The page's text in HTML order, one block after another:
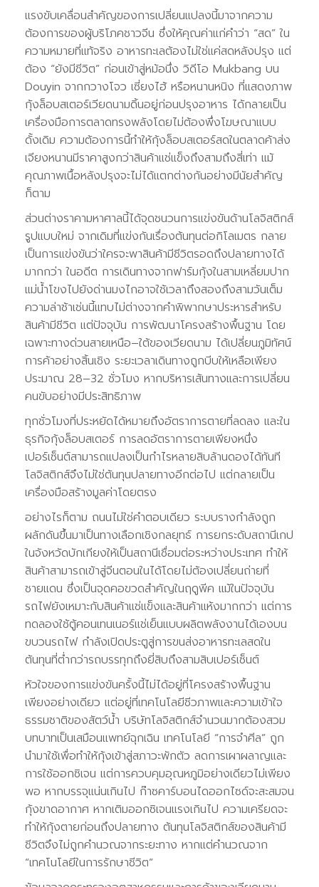
แรงขับเคลื่อนสำคัญของการเปลี่ยนแปลงนี้มาจากความ
ต้องการของผู้บริโภคชาวจีน ซึ่งให้คุณค่าแก่คำว่า “สด” ใน
ความหมายที่แท้จริง อาหารทะเลต้องไม่ใช่แค่สดหลังปรุง แต่
ต้อง “ยังมีชีวิต” ก่อนเข้าสู่หม้อนึ่ง วิดีโอ Mukbang บน
Douyin จากกวางโจว เซี่ยงไฮ้ หรือหนานหนิง ที่แสดงภาพ
กุ้งล็อบสเตอร์เวียดนามดิ้นอยู่ก่อนปรุงอาหาร ได้กลายเป็น
เครื่องมือการตลาดทรงพลังโดยไม่ต้องพึ่งโฆษณาแบบ
ดั้งเดิม ความต้องการนี้ทำให้กุ้งล็อบสเตอร์สดในตลาดค้าส่ง
เจียงหนานมีราคาสูงกว่าสินค้าแช่แข็งถึงสามถึงสี่เท่า แม้
คุณภาพเนื้อหลังปรุงจะไม่ได้แตกต่างกันอย่างมีนัยสำคัญ
ก็ตาม
ส่วนต่างราคามหาศาลนี้ได้จุดชนวนการแข่งขันด้านโลจิสติกส์
รูปแบบใหม่ จากเดิมที่แข่งกันเรื่องต้นทุนต่อกิโลเมตร กลาย
เป็นการแข่งขันว่าใครจะพาสินค้ามีชีวิตรอดถึงปลายทางได้
มากกว่า ในอดีต การเดินทางจากฟาร์มกุ้งในสามเหลี่ยมปาก
แม่น้ำโขงไปยังด่านมงไกอาจใช้เวลาถึงสองถึงสามวันเต็ม
ความล่าช้าเช่นนี้แทบไม่ต่างจากคำพิพากษาประหารสำหรับ
สินค้ามีชีวิต แต่ปัจจุบัน การพัฒนาโครงสร้างพื้นฐาน โดย
เฉพาะทางด่วนสายเหนือ–ใต้ของเวียดนาม ได้เปลี่ยนภูมิทัศน์
การค้าอย่างสิ้นเชิง ระยะเวลาเดินทางถูกบีบให้เหลือเพียง
ประมาณ 28–32 ชั่วโมง หากบริหารเส้นทางและการเปลี่ยน
คนขับอย่างมีประสิทธิภาพ
ทุกชั่วโมงที่ประหยัดได้หมายถึงอัตราการตายที่ลดลง และใน
ธุรกิจกุ้งล็อบสเตอร์ การลดอัตราการตายเพียงหนึ่ง
เปอร์เซ็นต์สามารถแปลงเป็นกำไรหลายสิบล้านดองได้ทันที
โลจิสติกส์จึงไม่ใช่ต้นทุนปลายทางอีกต่อไป แต่กลายเป็น
เครื่องมือสร้างมูลค่าโดยตรง
อย่างไรก็ตาม ถนนไม่ใช่คำตอบเดียว ระบบรางกำลังถูก
ผลักดันขึ้นมาเป็นทางเลือกเชิงกลยุทธ์ การยกระดับสถานีเกป
ในจังหวัดบักเกียงให้เป็นสถานีเชื่อมต่อระหว่างประเทศ ทำให้
สินค้าสามารถเข้าสู่จีนตอนในได้โดยไม่ต้องเปลี่ยนถ่ายที่
ชายแดน ซึ่งเป็นจุดคอขวดสำคัญในฤดูพีค แม้ในปัจจุบัน
รถไฟยังเหมาะกับสินค้าแช่แข็งและสินค้าแห้งมากกว่า แต่การ
ทดลองใช้ตู้คอนเทนเนอร์แช่เย็นแบบผลิตพลังงานได้เองบน
ขบวนรถไฟ กำลังเปิดประตูสู่การขนส่งอาหารทะเลสดใน
ต้นทุนที่ต่ำกว่ารถบรรทุกถึงยี่สิบถึงสามสิบเปอร์เซ็นต์
หัวใจของการแข่งขันครั้งนี้ไม่ได้อยู่ที่โครงสร้างพื้นฐาน
เพียงอย่างเดียว แต่อยู่ที่เทคโนโลยีชีวภาพและความเข้าใจ
ธรรมชาติของสัตว์น้ำ บริษัทโลจิสติกส์จำนวนมากต้องสวม
บทบาทเป็นเสมือนแพทย์ฉุกเฉิน เทคโนโลยี “การจำศีล” ถูก
นำมาใช้เพื่อทำให้กุ้งเข้าสู่สภาวะพักตัว ลดการเผาผลาญและ
การใช้ออกซิเจน แต่การควบคุมอุณหภูมิอย่างเดียวไม่เพียง
พอ หากบรรจุแน่นเกินไป ก๊าซคาร์บอนไดออกไซด์จะสะสมจน
กุ้งขาดอากาศ หากเติมออกซิเจนแรงเกินไป ความเครียดจะ
ทำให้กุ้งตายก่อนถึงปลายทาง ต้นทุนโลจิสติกส์ของสินค้ามี
ชีวิตจึงไม่ถูกคำนวณจากระยะทาง หากแต่คำนวณจาก
“เทคโนโลยีในการรักษาชีวิต”